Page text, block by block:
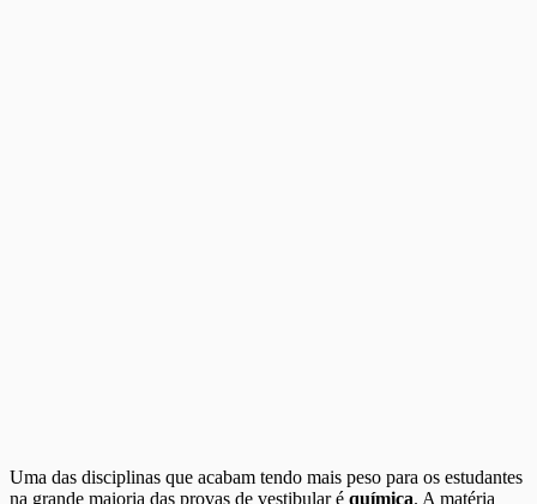
Uma das disciplinas que acabam tendo mais peso para os estudantes
na grande maioria das provas de vestibular é química. A matéria